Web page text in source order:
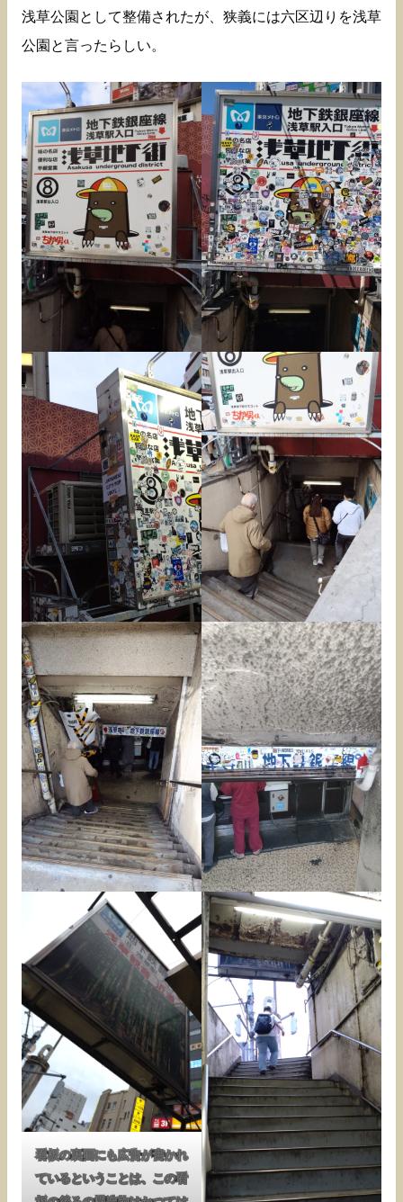
浅草公園として整備されたが、狭義には六区辺りを浅草
公園と言ったらしい。
看板の裏面にも広告が書かれ
ているということは、この看